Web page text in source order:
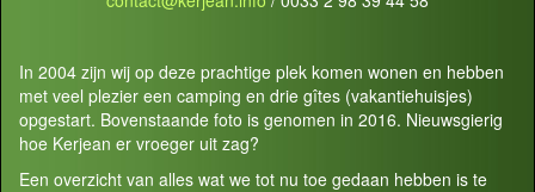
In 2004 zijn wij op deze prachtige plek komen wonen en hebben
met veel plezier een camping en drie gîtes (vakantiehuisjes)
opgestart. Bovenstaande foto is genomen in 2016. Nieuwsgierig
hoe Kerjean er vroeger uit zag?
Een overzicht van alles wat we tot nu toe gedaan hebben is te